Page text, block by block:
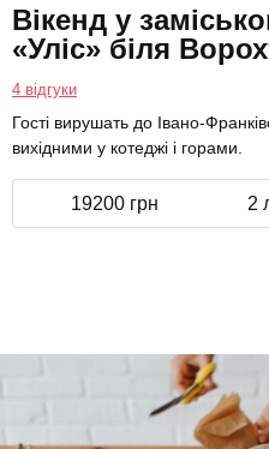
Вікенд у
«Уліс» біля
4 відгуки
Гості вирушать до Івано-
вихідними у котеджі і горами.
19200 грн 2